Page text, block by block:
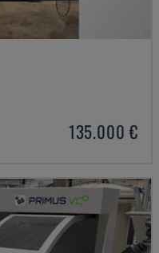
135.000 €